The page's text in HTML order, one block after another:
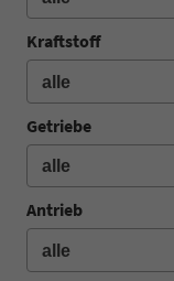
Kraftstoff
Getriebe
Antrieb